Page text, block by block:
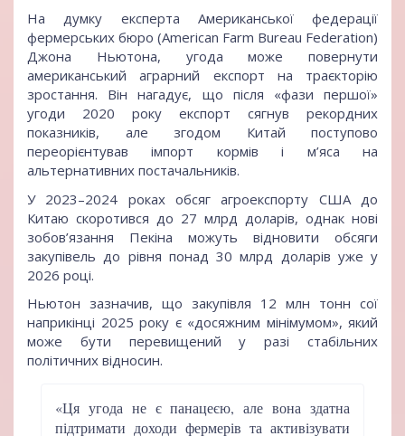
На думку експерта Американської федерації
фермерських бюро (American Farm Bureau Federation)
Джона Ньютона, угода може повернути
американський аграрний експорт на траєкторію
зростання. Він нагадує, що після «фази першої»
угоди 2020 року експорт сягнув рекордних
показників, але згодом Китай поступово
переорієнтував імпорт кормів і м’яса на
альтернативних постачальників.
У 2023–2024 роках обсяг агроекспорту США до
Китаю скоротився до 27 млрд доларів, однак нові
зобов’язання Пекіна можуть відновити обсяги
закупівель до рівня понад 30 млрд доларів уже у
2026 році.
Ньютон зазначив, що закупівля 12 млн тонн сої
наприкінці 2025 року є «досяжним мінімумом», який
може бути перевищений у разі стабільних
політичних відносин.
«Ця угода не є панацеєю, але вона здатна
підтримати доходи фермерів та активізувати